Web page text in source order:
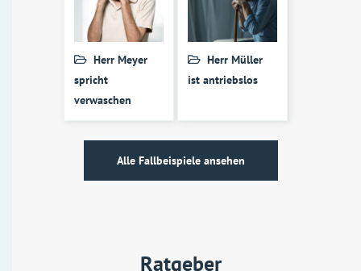
Herr Meyer
spricht
verwaschen
Herr Müller
ist antriebslos
Alle Fallbeispiele ansehen
Ratgeber